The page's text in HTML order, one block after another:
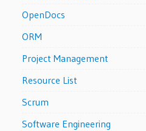
OpenDocs
ORM
Project Management
Resource List
Scrum
Software Engineering